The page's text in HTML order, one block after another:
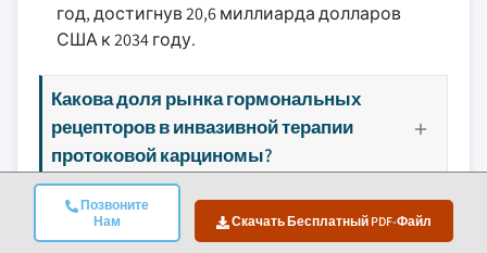
Позвоните
Нам
Скачать Бесплатный PDF-Файл
год, достигнув 20,6 миллиарда долларов
США к 2034 году.
Какова доля рынка гормональных
рецепторов в инвазивной терапии
протоковой карциномы?
Сколько стоит рынок терапии
инвазивной протоковой карциномы в